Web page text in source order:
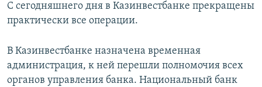
С сегодняшнего дня в Казинвестбанке прекращены
практически все операции.
В Казинвестбанке назначена временная
администрация, к ней перешли полномочия всех
органов управления банка. Национальный банк